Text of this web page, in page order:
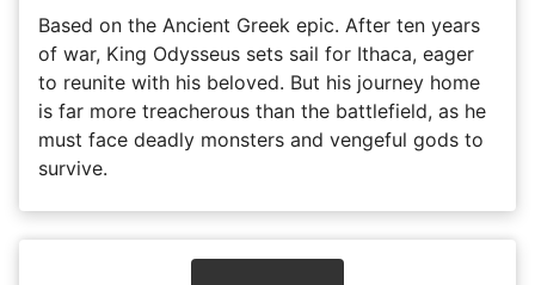
Based on the Ancient Greek epic. After ten years
of war, King Odysseus sets sail for Ithaca, eager
to reunite with his beloved. But his journey home
is far more treacherous than the battlefield, as he
must face deadly monsters and vengeful gods to
survive.